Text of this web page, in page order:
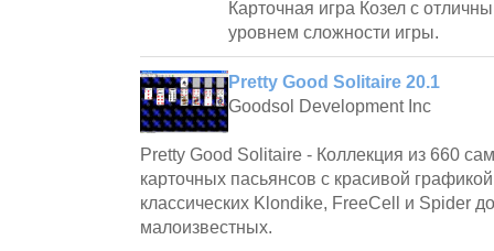
Карточная игра Козел с
уровнем сложности игры.
Pretty Good Solitaire 20.1
Goodsol Development Inc
Pretty Good Solitaire - Коллекция из 660
карточных пасьянсов с красивой
классических Klondike, FreeCell и Spider
малоизвестных.